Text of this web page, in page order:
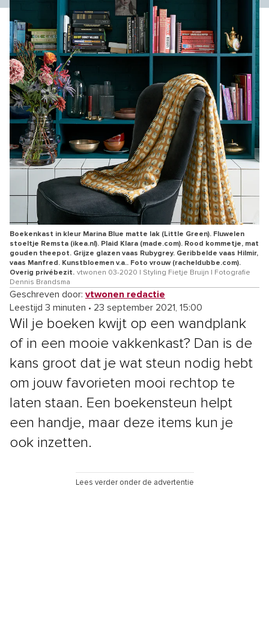
Boekenkast in kleur Marina Blue matte lak (Little Green). Fluwelen
stoeltje Remsta (ikea.nl). Plaid Klara (made.com). Rood kommetje, mat
gouden theepot. Grijze glazen vaas Rubygrey. Geribbelde vaas Hilmir,
vaas Manfred. Kunstbloemen v.a.. Foto vrouw (racheldubbe.com).
Overig privébezit. vtwonen 03-2020 | Styling Fietje Bruijn | Fotografie
Dennis Brandsma
Geschreven door: vtwonen redactie
Leestijd 3 minuten • 23 september 2021, 15:00
Wil je boeken kwijt op een wandplank
of in een mooie vakkenkast? Dan is de
kans groot dat je wat steun nodig hebt
om jouw favorieten mooi rechtop te
laten staan. Een boekensteun helpt
een handje, maar deze items kun je
ook inzetten.
Lees verder onder de advertentie